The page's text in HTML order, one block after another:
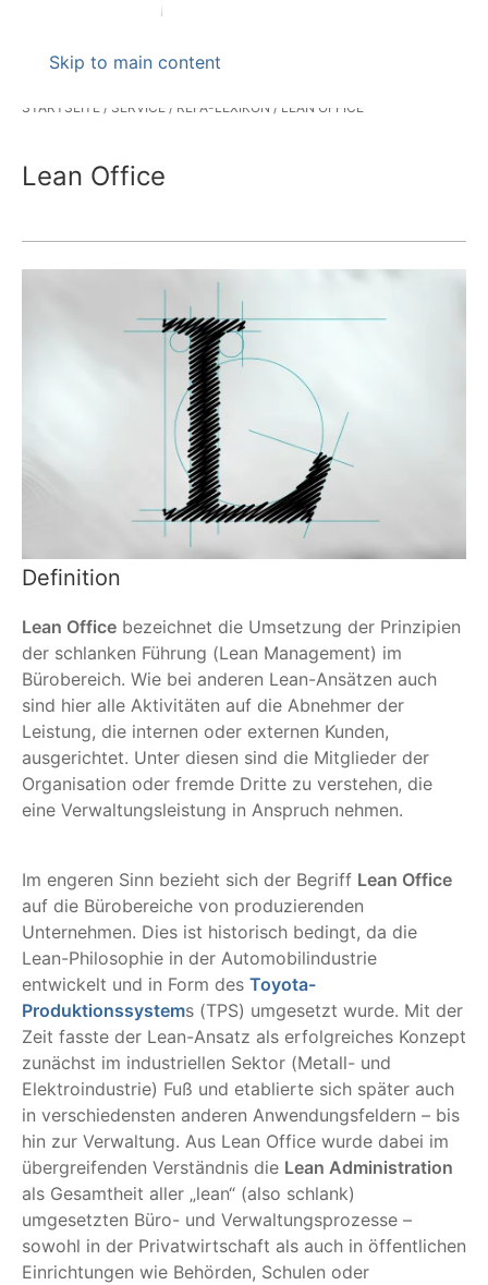
Skip to main content
STARTSEITE SERVICE REFA-LEXIKON LEAN OFFICE
Lean Office
Definition
Lean Office bezeichnet die Umsetzung der Prinzipien
der schlanken Führung (Lean Management) im
Bürobereich. Wie bei anderen Lean-Ansätzen auch
sind hier alle Aktivitäten auf die Abnehmer der
Leistung, die internen oder externen Kunden,
ausgerichtet. Unter diesen sind die Mitglieder der
Organisation oder fremde Dritte zu verstehen, die
eine Verwaltungsleistung in Anspruch nehmen.
Im engeren Sinn bezieht sich der Begriff Lean Office
auf die Bürobereiche von produzierenden
Unternehmen. Dies ist historisch bedingt, da die
Lean-Philosophie in der Automobilindustrie
entwickelt und in Form des Toyota-
Produktionssystems (TPS) umgesetzt wurde. Mit der
Zeit fasste der Lean-Ansatz als erfolgreiches Konzept
zunächst im industriellen Sektor (Metall- und
Elektroindustrie) Fuß und etablierte sich später auch
in verschiedensten anderen Anwendungsfeldern – bis
hin zur Verwaltung. Aus Lean Office wurde dabei im
übergreifenden Verständnis die Lean Administration
als Gesamtheit aller „lean“ (also schlank)
umgesetzten Büro- und Verwaltungsprozesse –
sowohl in der Privatwirtschaft als auch in öffentlichen
Einrichtungen wie Behörden, Schulen oder